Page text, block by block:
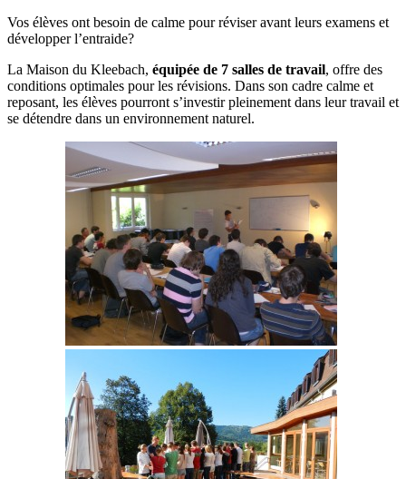
Vos élèves ont besoin de calme pour réviser avant leurs examens et
développer l’entraide?
La Maison du Kleebach, équipée de 7 salles de travail, offre des
conditions optimales pour les révisions. Dans son cadre calme et
reposant, les élèves pourront s’investir pleinement dans leur travail et
se détendre dans un environnement naturel.